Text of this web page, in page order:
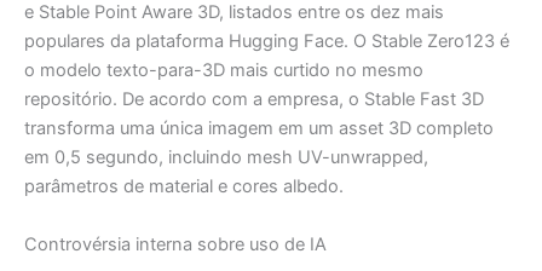
e Stable Point Aware 3D, listados entre os dez mais
populares da plataforma Hugging Face. O Stable Zero123 é
o modelo texto-para-3D mais curtido no mesmo
repositório. De acordo com a empresa, o Stable Fast 3D
transforma uma única imagem em um asset 3D completo
em 0,5 segundo, incluindo mesh UV-unwrapped,
parâmetros de material e cores albedo.
Controvérsia interna sobre uso de IA